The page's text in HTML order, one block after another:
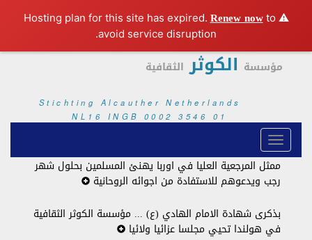
⚠️ Hosting plan for this site has expired.
Renew nowto
avoid service disruption.
مؤسسة الكوثر الثقافية
Stichting Alcauther Netherlands
NL16 INGB 0002 3546 01
ممثل المرجعية العليا في اوربا يهنئ المسلمين بحلول شهر
رجب ويدعوهم للاستفادة من اجوائه الروحانية
بذكرى شهادة الامام الهادي (ع) ... مؤسسة الكوثر الثقافية
في هولندا تحيي مجلسا عزائيا ولائيا